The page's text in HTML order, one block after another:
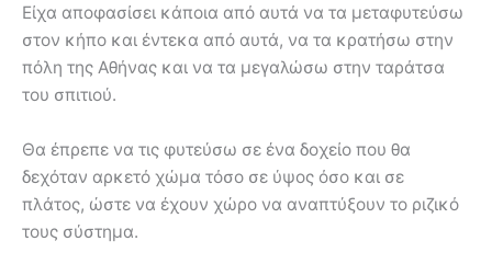
Είχα αποφασίσει κάποια από αυτά να τα μεταφυτεύσω
στον κήπο και έντεκα από αυτά, να τα κρατήσω στην
πόλη της Αθήνας και να τα μεγαλώσω στην ταράτσα
του σπιτιού.
Θα έπρεπε να τις φυτεύσω σε ένα δοχείο που θα
δεχόταν αρκετό χώμα τόσο σε ύψος όσο και σε
πλάτος, ώστε να έχουν χώρο να αναπτύξουν το ριζικό
τους σύστημα.